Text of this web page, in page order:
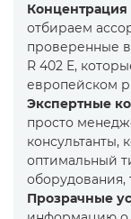
Концентрация
отбираем
проверенные
R 402 E,
европейском
Экспертные
просто
консультанты,
оптимальный
оборудования,
Прозрачные